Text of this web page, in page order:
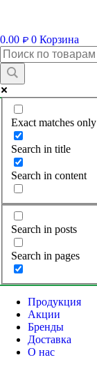
0.00 ₽ 0 Корзина
Exact matches only
Search in title
Search in content
Search in posts
Search in pages
Продукция
Акции
Бренды
Доставка
О нас